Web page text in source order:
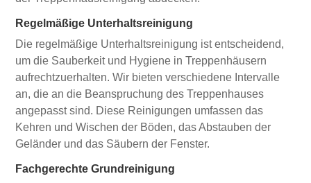
Regelmäßige Unterhaltsreinigung
Die regelmäßige Unterhaltsreinigung ist entscheidend,
um die Sauberkeit und Hygiene in Treppenhäusern
aufrechtzuerhalten. Wir bieten verschiedene Intervalle
an, die an die Beanspruchung des Treppenhauses
angepasst sind. Diese Reinigungen umfassen das
Kehren und Wischen der Böden, das Abstauben der
Geländer und das Säubern der Fenster.
Fachgerechte Grundreinigung